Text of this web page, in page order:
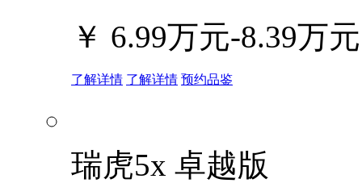
￥ 6.99万元-8.39万元
了解详情 了解详情 预约品鉴
瑞虎5x 卓越版